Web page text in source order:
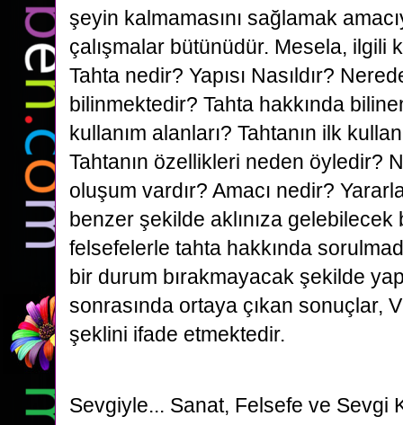
şeyin kalmamasını sağlamak
çalışmalar bütünüdür. Mesela, ilgili
Tahta nedir? Yapısı Nasıldır?
bilinmektedir? Tahta hakkında
kullanım alanları? Tahtanın ilk
Tahtanın özellikleri neden öyledir?
oluşum vardır? Amacı nedir?
benzer şekilde aklınıza
felsefelerle tahta hakkında
bir durum bırakmayacak şekilde
sonrasında ortaya çıkan sonuçlar,
şeklini ifade etmektedir.
Sevgiyle... Sanat, Felsefe ve Sevgi